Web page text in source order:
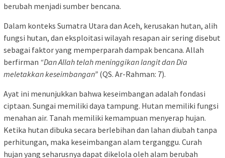
berubah menjadi sumber bencana.
Dalam konteks Sumatra Utara dan Aceh, kerusakan hutan, alih
fungsi hutan, dan eksploitasi wilayah resapan air sering disebut
sebagai faktor yang memperparah dampak bencana. Allah
berfirman “Dan Allah telah meninggikan langit dan Dia
meletakkan keseimbangan” (QS. Ar-Rahman: 7).
Ayat ini menunjukkan bahwa keseimbangan adalah fondasi
ciptaan. Sungai memiliki daya tampung. Hutan memiliki fungsi
menahan air. Tanah memiliki kemampuan menyerap hujan.
Ketika hutan dibuka secara berlebihan dan lahan diubah tanpa
perhitungan, maka keseimbangan alam terganggu. Curah
hujan yang seharusnya dapat dikelola oleh alam berubah